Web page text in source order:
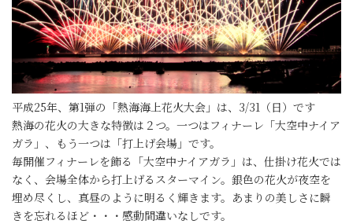
平成25年、第1弾の「熱海海上花火大会」は、3/31（日）です
熱海の花火の大きな特徴は２つ。一つはフィナーレ「大空中ナイア
ガラ」、もう一つは「打上げ会場」です。
毎開催フィナーレを飾る「大空中ナイアガラ」は、仕掛け花火では
なく、会場全体から打上げるスターマイン。銀色の花火が夜空を
埋め尽くし、真昼のように明るく輝きます。あまりの美しさに瞬
きを忘れるほど・・・感動間違いなしです。